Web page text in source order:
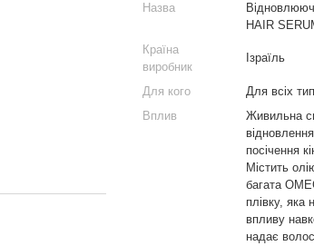
Назва
HAIR
Країна
виробник
Ізраїль
Для кого
Для всіх
Вплив
Живильна
посічення
Містить
багата
плівку, яка
впливу
надає